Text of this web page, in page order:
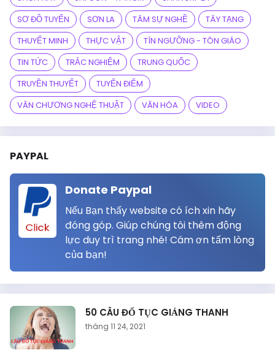
SƠ ĐỒ TUYẾN
SƠN LA TÂM SỰ NGHỀ
TÂY TẠNG
THUYẾT MINH
THỰC VẬT
TÍN NGƯỠNG - TÔN GIÁO
TIN TỨC
TRẮC NGHIỆM
TRUNG QUỐC
TRUYỀN THUYẾT
TUYẾN ĐIỂM
VĂN CHƯƠNG NGHỆ THUẬT
VĂN HÓA VIDEO
PAYPAL
Click
Donate Paypal
Nếu Bạn thấy website có ích xin hãy
đóng góp. Giúp chúng tôi thêm động
lực duy trì trang nhé! Cám ơn tấm lòng
của bạn!
50 CÂU ĐỐ TỤC GIẢNG THANH
tháng 11 24, 2021